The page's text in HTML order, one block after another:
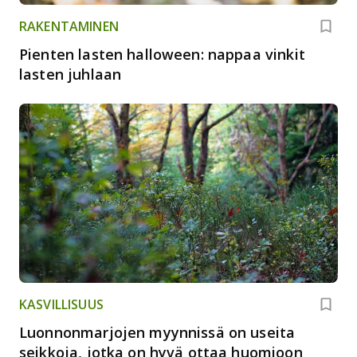
RAKENTAMINEN
Pienten lasten halloween: nappaa vinkit
lasten juhlaan
KASVILLISUUS
Luonnonmarjojen myynnissä on useita
seikkoja, jotka on hyvä ottaa huomioon